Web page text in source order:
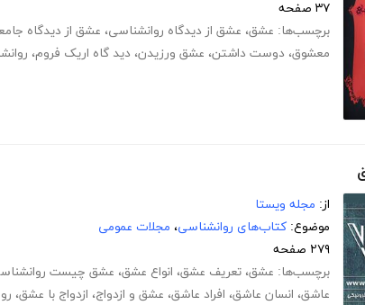
۳۷ صفحه
برچسب‌ها: عشق، عشق از دیدگاه روانشناسی، عشق از دیدگاه
معشوق، دوست داشتن، عشق ورزیدن، دید گاه اریک فروم،
از: مجله ویستا
موضوع: کتاب‌های روانشناسی، مجلات عمومی
۲۷۹ صفحه
برچسب‌ها: عشق، تعریف عشق، انواع عشق، عشق چیست
عاشق، انسان عاشق، افراد عاشق، عشق و ازدواج، ازدواج با عشق،